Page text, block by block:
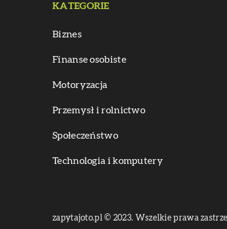
KATEGORIE
Biznes
Finanse osobiste
Motoryzacja
Przemysł i rolnictwo
Społeczeństwo
Technologia i komputery
zapytajoto.pl © 2023. Wszelkie prawa